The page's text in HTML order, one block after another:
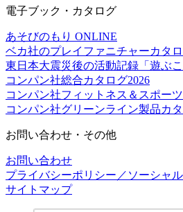
電子ブック・カタログ
あそびのもり ONLINE
ベカ社のプレイファニチャーカタ
東日本大震災後の活動記録「遊ぶこ
コンパン社総合カタログ2026
コンパン社フィットネス＆スポー
コンパン社グリーンライン製品カ
お問い合わせ・その他
お問い合わせ
プライバシーポリシー／ソーシャ
サイトマップ